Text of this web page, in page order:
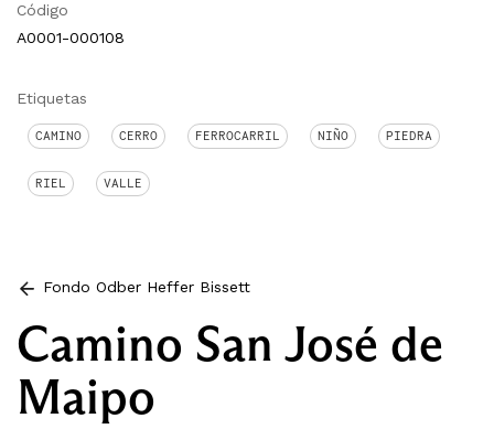
Código
A0001-000108
Etiquetas
CAMINO CERRO FERROCARRIL NIÑO PIEDRA
RIEL VALLE
Fondo Odber Heffer Bissett
Camino San José de
Maipo